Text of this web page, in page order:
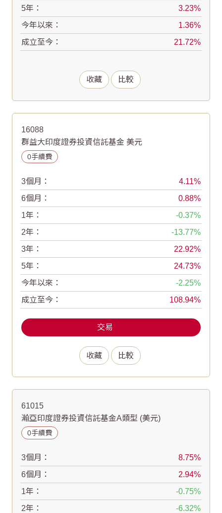
收藏 比較
5年：
3.23
今年以來：
1.36
成立至今：
21.72
收藏 比較
16088
群益大印度證券投資信託基金 美元
0手續費
3個月：
4.11
6個月：
0.88
1年：
-0.37
2年：
-13.77
3年：
22.92
5年：
24.73
今年以來：
-2.25
成立至今：
108.94
交易
61015
瀚亞印度證券投資信託基金A類型 (美元)
0手續費
3個月：
8.75
6個月：
2.94
1年：
-0.75
2年：
-6.32